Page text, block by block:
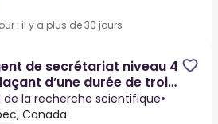
: il y a plus de 30 jours
de secrétariat niveau 4
d’une durée de trois
la recherche scientifique•
Canada